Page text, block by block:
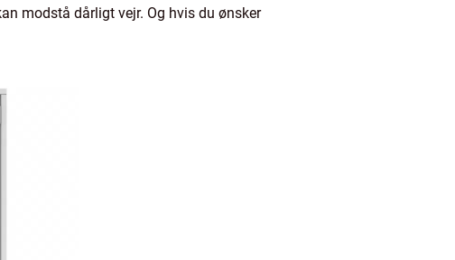
modstå dårligt vejr. Og hvis du ønsker